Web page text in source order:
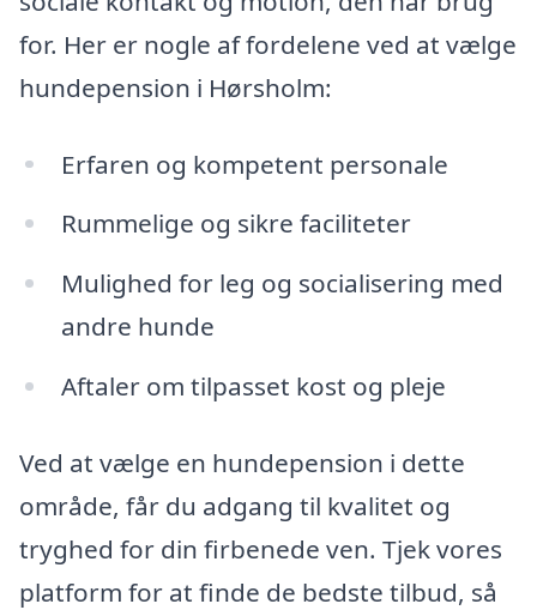
for. Her er nogle af fordelene ved at vælge
hundepension i Hørsholm:
Erfaren og kompetent personale
Rummelige og sikre faciliteter
Mulighed for leg og socialisering med
andre hunde
Aftaler om tilpasset kost og pleje
Ved at vælge en hundepension i dette
område, får du adgang til kvalitet og
tryghed for din firbenede ven. Tjek vores
platform for at finde de bedste tilbud, så